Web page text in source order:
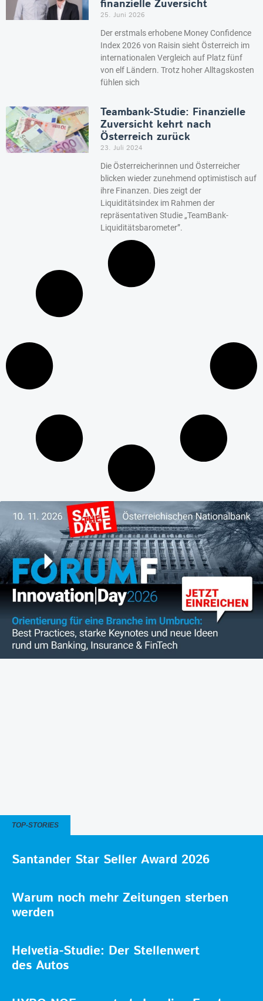
finanzielle Zuversicht
25. Juni 2026
Der erstmals erhobene Money Confidence
Index 2026 von Raisin sieht Österreich im
internationalen Vergleich auf Platz fünf
von elf Ländern. Trotz hoher Alltagskosten
fühlen sich
Teambank-Studie: Finanzielle
Zuversicht kehrt nach
Österreich zurück
23. Juli 2024
Die Österreicherinnen und Österreicher
blicken wieder zunehmend optimistisch auf
ihre Finanzen. Dies zeigt der
Liquiditätsindex im Rahmen der
repräsentativen Studie „TeamBank-
Liquiditätsbarometer”.
TOP-STORIES
Santander Star Seller Award 2026
Warum noch mehr Zeitungen sterben
werden
Helvetia-Studie: Der Stellenwert
des Autos